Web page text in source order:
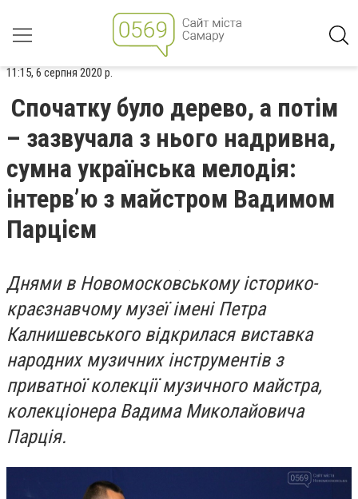
11:15, 6 серпня 2020 р.
Спочатку було дерево, а потім
– зазвучала з нього надривна,
сумна українська мелодія:
інтерв’ю з майстром Вадимом
Парцієм
Днями в Новомосковському історико-
краєзнавчому музеї імені Петра
Калнишевського відкрилася виставка
народних музичних інструментів з
приватної колекції музичного майстра,
колекціонера Вадима Миколайовича
Парція.